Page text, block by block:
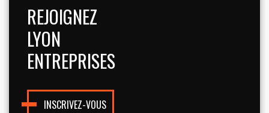
REJOIGNEZ
LYON
ENTREPRISES
INSCRIVEZ-VOUS